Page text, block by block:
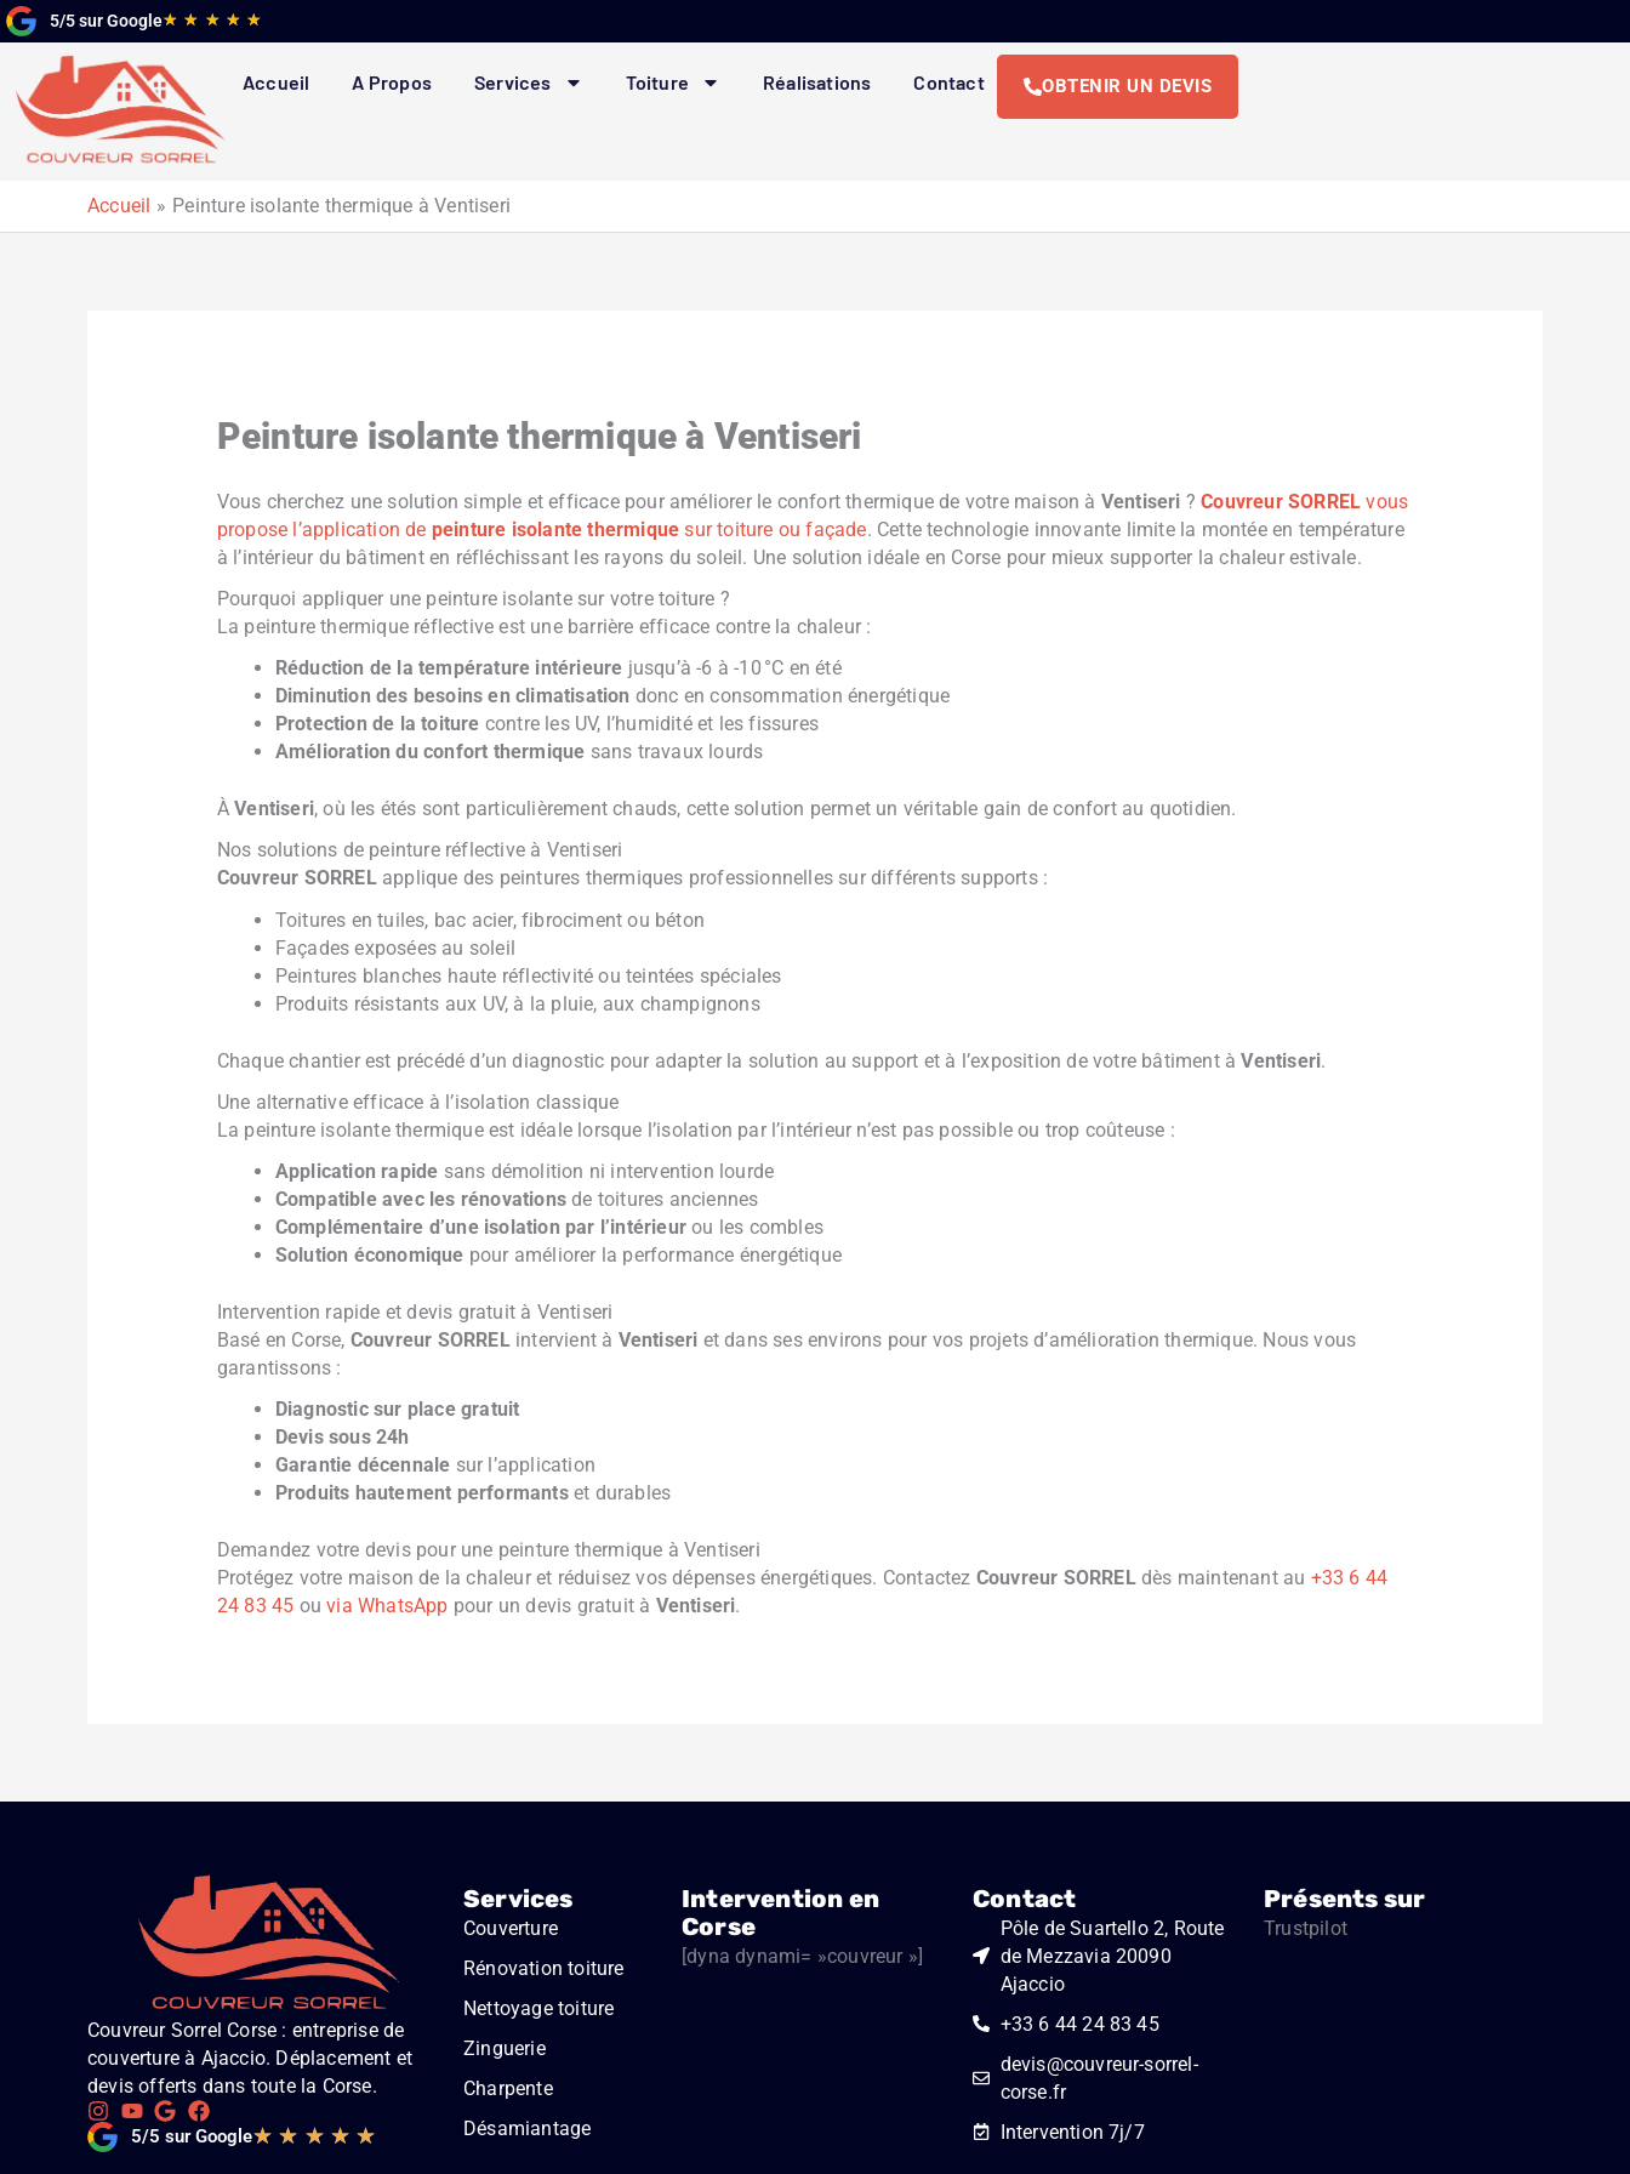
Aller
au
contenu
5/5 sur Google★ ★ ★ ★ ★
5
Accueil A Propos Services Toiture Réalisations Contact OBTENIR UN DEVIS
Accueil Peinture isolante thermique à Ventiseri
Peinture isolante thermique à Ventiseri
Vous cherchez une solution simple et efficace pour améliorer le confort thermique de votre maison à Ventiseri ?Couvreur SORREL vous
propose l’application de peinture isolante thermique sur toiture ou façade. Cette technologie innovante limite la montée en température
à l’intérieur du bâtiment en réfléchissant les rayons du soleil. Une solution idéale en Corse pour mieux supporter la chaleur estivale.
Pourquoi appliquer une peinture isolante sur votre toiture ?
La peinture thermique réflective est une barrière efficace contre la chaleur :
Réduction de la température intérieure jusqu’à -6 à -10 °C en été
Diminution des besoins en climatisation donc en consommation énergétique
Protection de la toiture contre les UV, l’humidité et les fissures
Amélioration du confort thermique sans travaux lourds
ÀVentiseri, où les étés sont particulièrement chauds, cette solution permet un véritable gain de confort au quotidien.
Nos solutions de peinture réflective à Ventiseri
Couvreur SORRELapplique des peintures thermiques professionnelles sur différents supports :
Toitures en tuiles, bac acier, fibrociment ou béton
Façades exposées au soleil
Peintures blanches haute réflectivité ou teintées spéciales
Produits résistants aux UV, à la pluie, aux champignons
Chaque chantier est précédé d’un diagnostic pour adapter la solution au support et à l’exposition de votre bâtiment àVentiseri.
Une alternative efficace à l’isolation classique
La peinture isolante thermique est idéale lorsque l’isolation par l’intérieur n’est pas possible ou trop coûteuse :
Application rapide sans démolition ni intervention lourde
Compatible avec les rénovationsde toitures anciennes
Complémentaire d’une isolation par l’intérieurou les combles
Solution économique pour améliorer la performance énergétique
Intervention rapide et devis gratuit à Ventiseri
Basé en Corse, Couvreur SORRELintervient à Ventiseri et dans ses environs pour vos projets d’amélioration thermique. Nous vous
garantissons :
Diagnostic sur place gratuit
Devis sous 24h
Garantie décennale sur l’application
Produits hautement performantset durables
Demandez votre devis pour une peinture thermique à Ventiseri
Protégez votre maison de la chaleur et réduisez vos dépenses énergétiques. Contactez Couvreur SORRELdès maintenant au +33 6 44
24 83 45 ouvia WhatsApp pour un devis gratuit à Ventiseri.
Couvreur Sorrel Corse : entreprise de
couverture à Ajaccio. Déplacement et
devis offerts dans toute la Corse.
5/5 sur Google★ ★ ★ ★ ★
Services
Couverture
Rénovation toiture
Nettoyage toiture
Zinguerie
Charpente
Désamiantage
Intervention en
Corse
[dyna dynami= »couvreur »]
Contact
Pôle de Suartello 2, Route
de Mezzavia 20090
Ajaccio
+33 6 44 24 83 45
devis@couvreur-sorrel-
corse.fr
Intervention 7j/7
Présents sur
Trustpilot